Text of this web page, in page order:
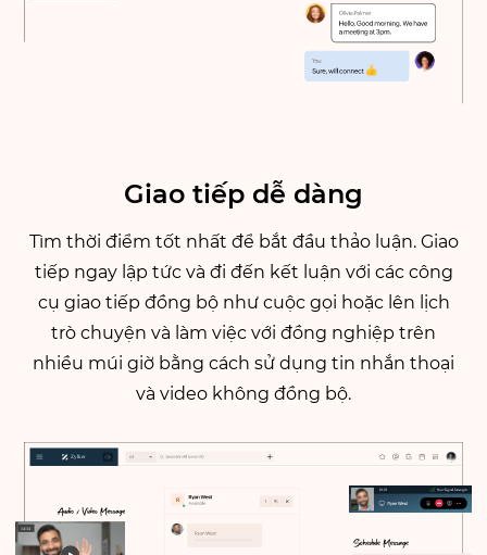
Giao tiếp dễ dàng
Tìm thời điểm tốt nhất để bắt đầu thảo luận. Giao
tiếp ngay lập tức và đi đến kết luận với các công
cụ giao tiếp đồng bộ như cuộc gọi hoặc lên lịch
trò chuyện và làm việc với đồng nghiệp trên
nhiều múi giờ bằng cách sử dụng tin nhắn thoại
và video không đồng bộ.